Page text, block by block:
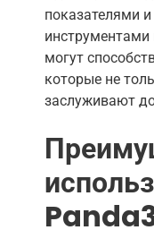
показателями
могут
которые не
заслуживают